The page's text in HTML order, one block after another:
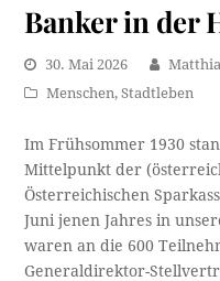
Banker in der
30. Mai 2026
Menschen,Stadtleben
Im Frühsommer 1930
Mittelpunkt der
Österreichischen
Juni jenen Jahres in
waren an die 600
Generaldirektor-